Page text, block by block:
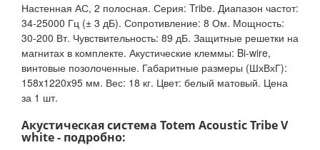
Настенная АС, 2 полосная. Серия: Tribe. Диапазон частот:
34-25000 Гц (± 3 дБ). Сопротивление: 8 Ом. Мощность:
30-200 Вт. Чувствительность: 89 дБ. Защитные решетки на
магнитах в комплекте. Акустические клеммы: Bi-wire,
винтовые позолоченные. Габаритные размеры (ШхВхГ):
158x1220x95 мм. Вес: 18 кг. Цвет: белый матовый. Цена
за 1 шт.
Акустическая система Totem Acoustic Tribe V
white - подробно: